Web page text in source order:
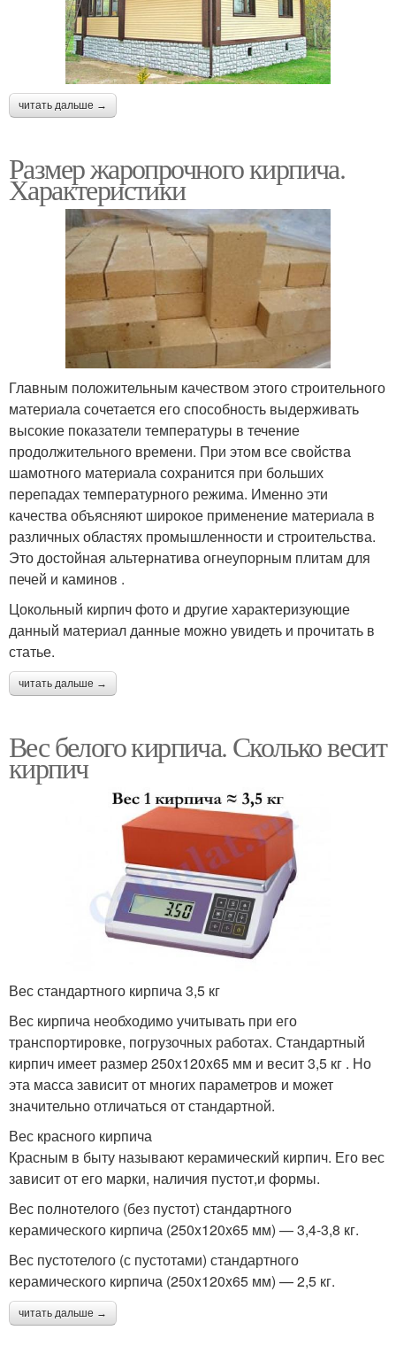
читать дальше →
Размер жаропрочного кирпича.
Характеристики
Главным положительным качеством этого строительного
материала сочетается его способность выдерживать
высокие показатели температуры в течение
продолжительного времени. При этом все свойства
шамотного материала сохранится при больших
перепадах температурного режима. Именно эти
качества объясняют широкое применение материала в
различных областях промышленности и строительства.
Это достойная альтернатива огнеупорным плитам для
печей и каминов .
Цокольный кирпич фото и другие характеризующие
данный материал данные можно увидеть и прочитать в
статье.
читать дальше →
Вес белого кирпича. Сколько весит
кирпич
Вес стандартного кирпича 3,5 кг
Вес кирпича необходимо учитывать при его
транспортировке, погрузочных работах. Стандартный
кирпич имеет размер 250x120x65 мм и весит 3,5 кг . Но
эта масса зависит от многих параметров и может
значительно отличаться от стандартной.
Вес красного кирпича
Красным в быту называют керамический кирпич. Его вес
зависит от его марки, наличия пустот,и формы.
Вес полнотелого (без пустот) стандартного
керамического кирпича (250x120x65 мм) — 3,4-3,8 кг.
Вес пустотелого (с пустотами) стандартного
керамического кирпича (250x120x65 мм) — 2,5 кг.
читать дальше →